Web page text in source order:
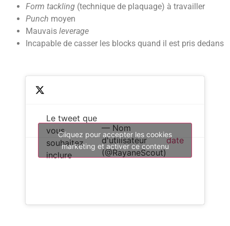
Form tackling (technique de plaquage) à travailler
Punch moyen
Mauvais leverage
Incapable de casser les blocks quand il est pris dedans
Le tweet que
vous
souhaitez
inclure
— Nom
d'utilisateur
(@RayaneScout)
date
Cliquez pour accepter les cookies
marketing et activer ce contenu